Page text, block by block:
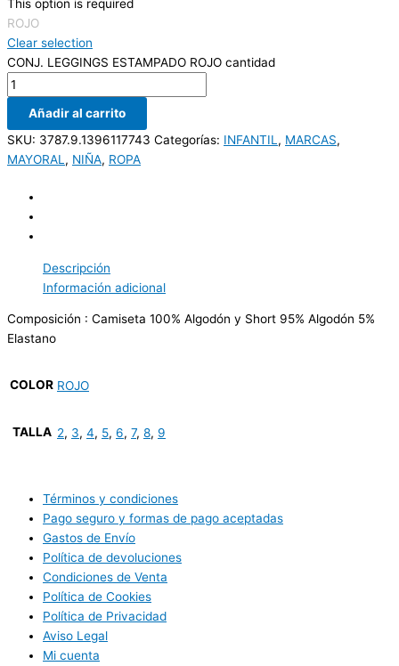
This option is required
ROJO
Clear selection
CONJ. LEGGINGS ESTAMPADO ROJO cantidad
Añadir al carrito
SKU: 3787.9.1396117743 Categorías: INFANTIL , MARCAS,
MAYORAL , NIÑA, ROPA
Descripción
Información adicional
Composición : Camiseta 100% Algodón y Short 95% Algodón 5%
Elastano
COLOR ROJO
TALLA 2, 3, 4, 5, 6, 7, 8, 9
Términos y condiciones
Pago seguro y formas de pago aceptadas
Gastos de Envío
Política de devoluciones
Condiciones de Venta
Política de Cookies
Política de Privacidad
Aviso Legal
Mi cuenta